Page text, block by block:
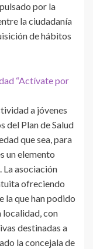
por la
la ciudadanía
de hábitos
a jóvenes
del Plan de Salud
que sea, para
un elemento
La asociación
ofreciendo
la que han podido
localidad, con
destinadas a
la concejala de